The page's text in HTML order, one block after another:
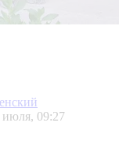
июля, 09:27